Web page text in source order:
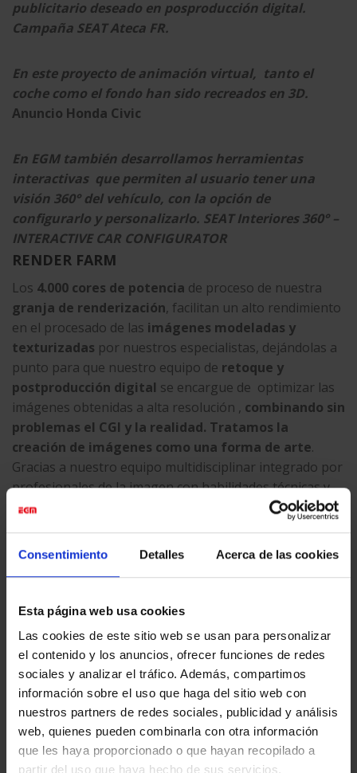
Consentimiento Detalles Acerca de las cookies
Esta página web usa cookies
Las cookies de este sitio web se usan para personalizar
el contenido y los anuncios, ofrecer funciones de redes
sociales y analizar el tráfico. Además, compartimos
información sobre el uso que haga del sitio web con
nuestros partners de redes sociales, publicidad y análisis
web, quienes pueden combinarla con otra información
que les haya proporcionado o que hayan recopilado a
partir del uso que haya hecho de sus servicios.
publicitario deseado en posproducción digital.
Campaña SEAT Ateca FR.
En este proyecto de animación virtual, tanto el
coche como el fondo han sido recreados en 3D.
Anuncio Honda Civic
En EGM también desarrollamos herramientas
interactivas que permiten al usuario tener una
visión 360° del vehículo, con la opción de
configurarlo y personalizarlo. SEAT Interiores 360° –
INTERACTIVE CAR CONFIGURATOR
RENDER FARM
Los 4.000 cores de potencia de proceso de nuestra
granja de renderización, facilitan un alto rendimiento
en el procesado de las imágenes modeladas y
texturizadas por nuestros especialistas, dejándolas a
punto para que nuestro equipo de retoque y
postproducción digital se encargue de optimizar las
imágenes obtenidas a alta resolución , combinando sin
problemas el CGI y la realidad. Tratamos la
creación de imágenes como una forma de arte.
Gracias a nuestro equipo multidisciplinar integrado por
profesionales de la imagen con habilidades técnicas y
creativas, que aseguran que se alcance la más alta
En EGM tenemos la
experiencia para hacer que los vehículos cobren
Esta entrada fue publicada enDigital Contenty etiquetada
Animación Digital,CGI, Digital Content,Posproducción Digital,Realidad
Virtual
, Visualización 3D
EGM_TEST